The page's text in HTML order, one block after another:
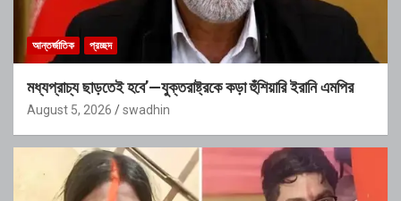
আন্তর্জাতিক প্রচ্ছদ
মধ্যপ্রাচ্য ছাড়তেই হবে’—যুক্তরাষ্ট্রকে কড়া হুঁশিয়ারি ইরানি এমপির
August 5, 2026 swadhin